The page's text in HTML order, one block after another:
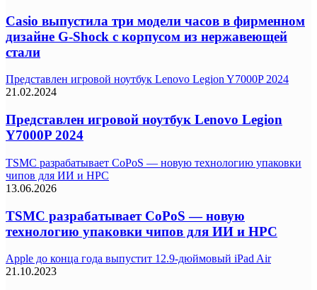
Casio выпустила три модели часов в фирменном
дизайне G-Shock с корпусом из нержавеющей
стали
Представлен игровой ноутбук Lenovo Legion Y7000P 2024
21.02.2024
Представлен игровой ноутбук Lenovo Legion
Y7000P 2024
TSMC разрабатывает CoPoS — новую технологию упаковки
чипов для ИИ и HPC
13.06.2026
TSMC разрабатывает CoPoS — новую
технологию упаковки чипов для ИИ и HPC
Apple до конца года выпустит 12.9-дюймовый iPad Air
21.10.2023